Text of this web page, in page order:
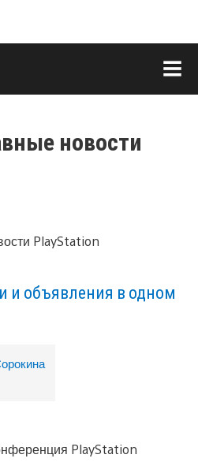
новости
и объявления в одном
PlayStation